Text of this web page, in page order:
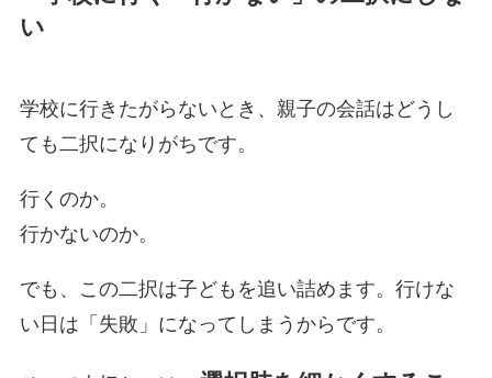
い
学校に行きたがらないとき、親子の会話はどうし
ても二択になりがちです。
行くのか。
行かないのか。
でも、この二択は子どもを追い詰めます。行けな
い日は「失敗」になってしまうからです。